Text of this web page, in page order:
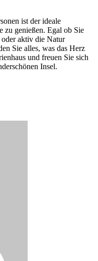
ist der ideale
zu genießen. Egal ob Sie
oder aktiv die Natur
Sie alles, was das Herz
und freuen Sie sich
Insel.